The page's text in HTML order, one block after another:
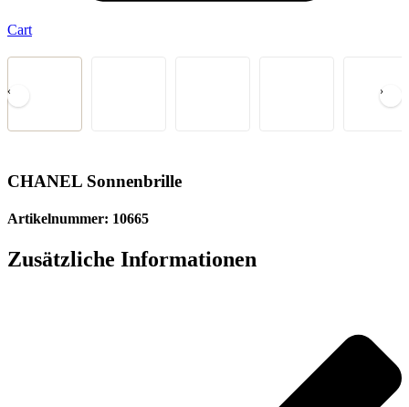
Cart‹
‹ ›
CHANEL Sonnenbrille
Artikelnummer: 10665
Zusätzliche Informationen